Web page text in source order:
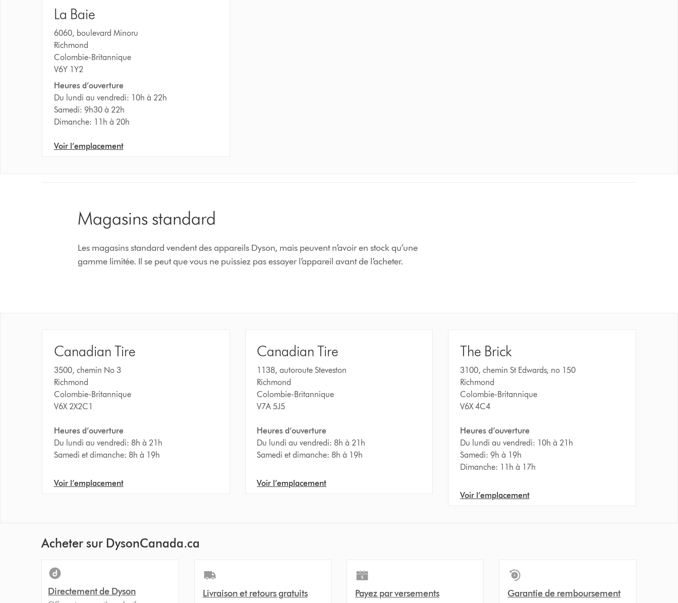
La Baie
6060, boulevard Minoru
Richmond
Colombie-Britannique
V6Y 1Y2
Heures d’ouverture
Du lundi au vendredi: 10h à 22h
Samedi: 9h30 à 22h
Dimanche: 11h à 20h
Voir l’emplacement
Magasins standard
Les magasins standard vendent des appareils Dyson, mais peuvent n’avoir en stock qu’une
gamme limitée. Il se peut que vous ne puissiez pas essayer l’appareil avant de l’acheter.
Canadian Tire
3500, chemin No 3
Richmond
Colombie-Britannique
V6X 2X2C1
Heures d’ouverture
Du lundi au vendredi: 8h à 21h
Samedi et dimanche: 8h à 19h
Voir l’emplacement
Canadian Tire
1138, autoroute Steveston
Richmond
Colombie-Britannique
V7A 5J5
Heures d’ouverture
Du lundi au vendredi: 8h à 21h
Samedi et dimanche: 8h à 19h
Voir l’emplacement
The Brick
3100, chemin St Edwards, no 150
Richmond
Colombie-Britannique
V6X 4C4
Heures d’ouverture
Du lundi au vendredi: 10h à 21h
Samedi: 9h à 19h
Dimanche: 11h à 17h
Voir l’emplacement
Acheter sur DysonCanada.ca
Directement de Dyson Livraison et retours gratuits Payez par versements
Garantie de remboursement